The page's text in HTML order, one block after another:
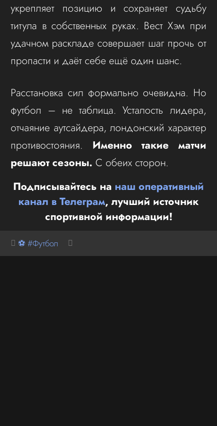
укрепляет позицию и сохраняет судьбу
титула в собственных руках. Вест Хэм при
удачном раскладе совершает шаг прочь от
пропасти и даёт себе ещё один шанс.
Расстановка сил формально очевидна. Но
футбол – не таблица. Усталость лидера,
отчаяние аутсайдера, лондонский характер
противостояния. Именно такие матчи
решают сезоны. С обеих сторон.
Подписывайтесь на наш оперативный
канал в Телеграм, лучший источник
спортивной информации!
⚽ #Футбол